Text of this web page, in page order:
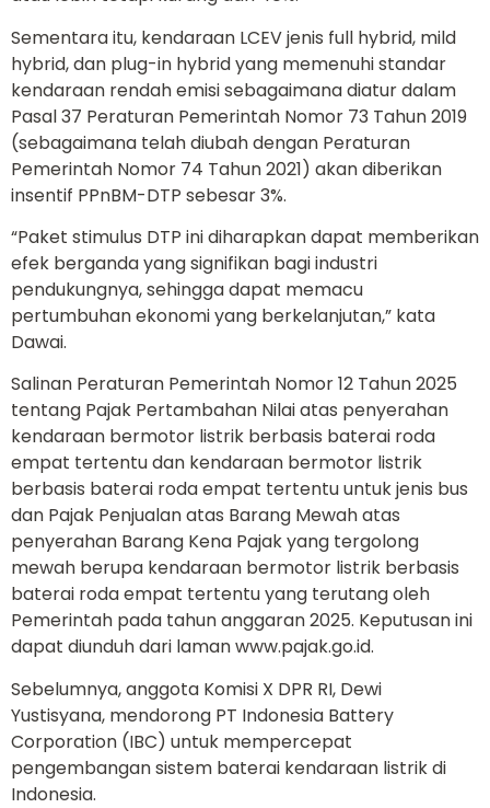
Sementara itu, kendaraan LCEV jenis full hybrid, mild
hybrid, dan plug-in hybrid yang memenuhi standar
kendaraan rendah emisi sebagaimana diatur dalam
Pasal 37 Peraturan Pemerintah Nomor 73 Tahun 2019
(sebagaimana telah diubah dengan Peraturan
Pemerintah Nomor 74 Tahun 2021) akan diberikan
insentif PPnBM-DTP sebesar 3%.
“Paket stimulus DTP ini diharapkan dapat memberikan
efek berganda yang signifikan bagi industri
pendukungnya, sehingga dapat memacu
pertumbuhan ekonomi yang berkelanjutan,” kata
Dawai.
Salinan Peraturan Pemerintah Nomor 12 Tahun 2025
tentang Pajak Pertambahan Nilai atas penyerahan
kendaraan bermotor listrik berbasis baterai roda
empat tertentu dan kendaraan bermotor listrik
berbasis baterai roda empat tertentu untuk jenis bus
dan Pajak Penjualan atas Barang Mewah atas
penyerahan Barang Kena Pajak yang tergolong
mewah berupa kendaraan bermotor listrik berbasis
baterai roda empat tertentu yang terutang oleh
Pemerintah pada tahun anggaran 2025. Keputusan ini
dapat diunduh dari laman www.pajak.go.id.
Sebelumnya, anggota Komisi X DPR RI, Dewi
Yustisyana, mendorong PT Indonesia Battery
Corporation (IBC) untuk mempercepat
pengembangan sistem baterai kendaraan listrik di
Indonesia.